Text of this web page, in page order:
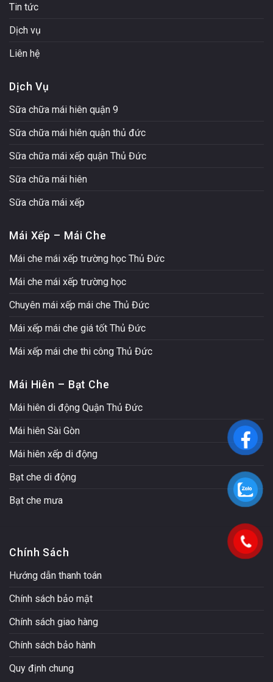
Tin tức
Dịch vụ
Liên hệ
Dịch Vụ
Sữa chữa mái hiên quận 9
Sữa chữa mái hiên quận thủ đức
Sữa chữa mái xếp quận Thủ Đức
Sữa chữa mái hiên
Sữa chữa mái xếp
Mái Xếp – Mái Che
Mái che mái xếp trường học Thủ Đức
Mái che mái xếp trường học
Chuyên mái xếp mái che Thủ Đức
Mái xếp mái che giá tốt Thủ Đức
Mái xếp mái che thi công Thủ Đức
Mái Hiên – Bạt Che
Mái hiên di động Quận Thủ Đức
Mái hiên Sài Gòn
Mái hiên xếp di động
Bạt che di động
Bạt che mưa
Chính Sách
Hướng dẫn thanh toán
Chính sách bảo mật
Chính sách giao hàng
Chính sách bảo hành
Quy định chung